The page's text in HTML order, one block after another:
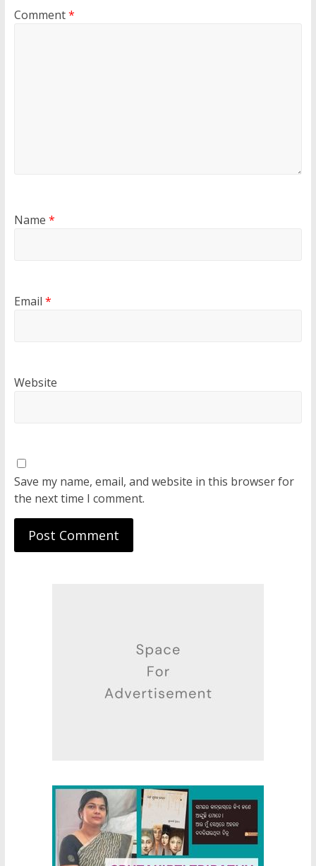
Comment*
Name *
Email *
Website
Save my name, email, and website in this browser for
the next time I comment.